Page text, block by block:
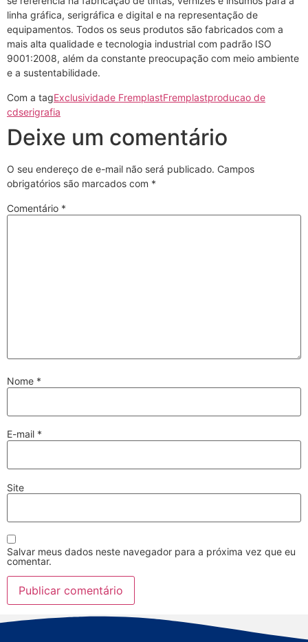
linha gráfica, serigráfica e digital e na representação de
equipamentos. Todos os seus produtos são fabricados com a
mais alta qualidade e tecnologia industrial com padrão ISO
9001:2008, além da constante preocupação com meio ambiente
e a sustentabilidade.
Com a tagExclusividade FremplastFremplastproducao de
cdserigrafia
Deixe um comentário
O seu endereço de e-mail não será publicado. Campos
obrigatórios são marcados com *
Comentário *
Nome *
E-mail *
Site
Salvar meus dados neste navegador para a próxima vez que eu
comentar.